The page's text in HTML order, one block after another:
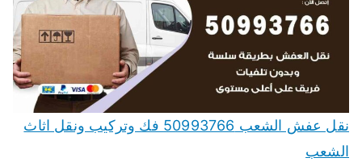
نقل عفش الشعب 50993766 فك وتركيب ونقل اثاث
الشعب